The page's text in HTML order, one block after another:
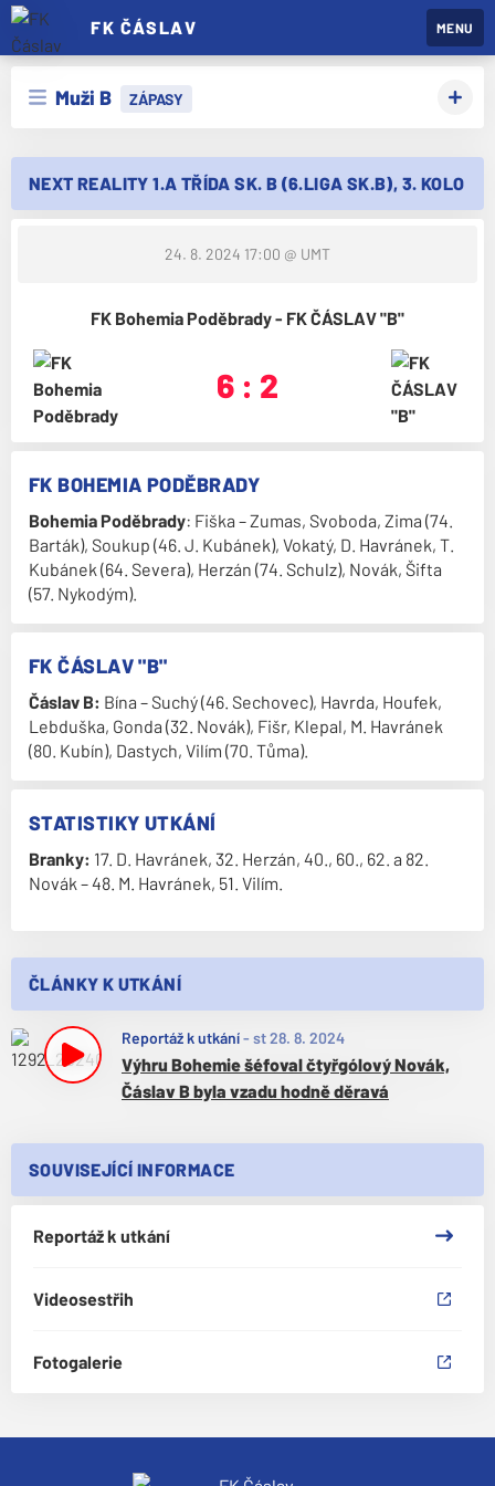
FK ČÁSLAV MENU
Muži B ZÁPASY
NEXT REALITY 1.A TŘÍDA SK. B (6.LIGA SK.B), 3. KOLO
24. 8. 2024 17:00 @ UMT
FK Bohemia Poděbrady - FK ČÁSLAV "B"
6 : 2
FK BOHEMIA PODĚBRADY
Bohemia Poděbrady: Fiška – Zumas, Svoboda, Zima (74.
Barták), Soukup (46. J. Kubánek), Vokatý, D. Havránek, T.
Kubánek (64. Severa), Herzán (74. Schulz), Novák, Šifta
(57. Nykodým).
FK ČÁSLAV "B"
Čáslav B: Bína – Suchý (46. Sechovec), Havrda, Houfek,
Lebduška, Gonda (32. Novák), Fišr, Klepal, M. Havránek
(80. Kubín), Dastych, Vilím (70. Tůma).
STATISTIKY UTKÁNÍ
Branky: 17. D. Havránek, 32. Herzán, 40., 60., 62. a 82.
Novák – 48. M. Havránek, 51. Vilím.
ČLÁNKY K UTKÁNÍ
Reportáž k utkání- st 28. 8. 2024
Výhru Bohemie šéfoval čtyřgólový Novák,
Čáslav B byla vzadu hodně děravá
SOUVISEJÍCÍ INFORMACE
Reportáž k utkání
Videosestřih
Fotogalerie